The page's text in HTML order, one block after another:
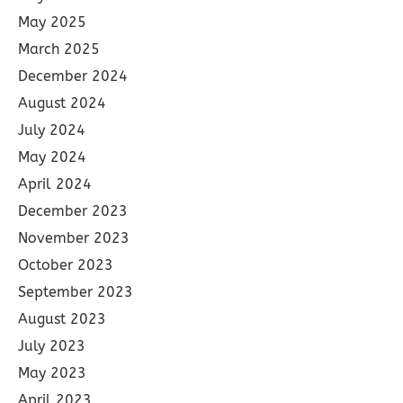
May 2025
March 2025
December 2024
August 2024
July 2024
May 2024
April 2024
December 2023
November 2023
October 2023
September 2023
August 2023
July 2023
May 2023